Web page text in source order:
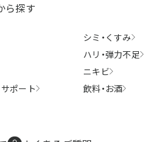
ら探す
シミ・ くすみ
ハリ・弾力不足
ニキビ
サポート 飲料・お酒